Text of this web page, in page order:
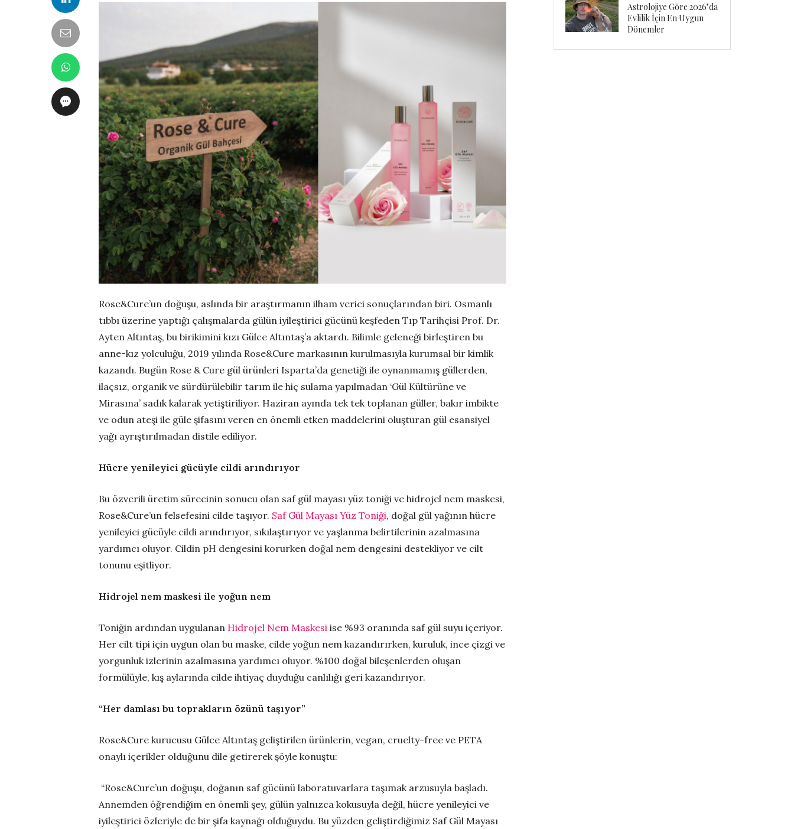
Rose&Cure’un doğuşu, aslında bir araştırmanın ilham verici sonuçlarından biri. Osmanlı
tıbbı üzerine yaptığı çalışmalarda gülün iyileştirici gücünü keşfeden Tıp Tarihçisi Prof. Dr.
Ayten Altıntaş, bu birikimini kızı Gülce Altıntaş’a aktardı. Bilimle geleneği birleştiren bu
anne-kız yolculuğu, 2019 yılında Rose&Cure markasının kurulmasıyla kurumsal bir kimlik
kazandı. Bugün Rose & Cure gül ürünleri Isparta’da genetiği ile oynanmamış güllerden,
ilaçsız, organik ve sürdürülebilir tarım ile hiç sulama yapılmadan ‘Gül Kültürüne ve
Mirasına’ sadık kalarak yetiştiriliyor. Haziran ayında tek tek toplanan güller, bakır imbikte
ve odun ateşi ile güle şifasını veren en önemli etken maddelerini oluşturan gül esansiyel
yağı ayrıştırılmadan distile ediliyor.
Hücre yenileyici gücüyle cildi arındırıyor
Bu özverili üretim sürecinin sonucu olan saf gül mayası yüz toniği ve hidrojel nem maskesi,
Rose&Cure’un felsefesini cilde taşıyor. Saf Gül Mayası Yüz Toniği, doğal gül yağının hücre
yenileyici gücüyle cildi arındırıyor, sıkılaştırıyor ve yaşlanma belirtilerinin azalmasına
yardımcı oluyor. Cildin pH dengesini korurken doğal nem dengesini destekliyor ve cilt
tonunu eşitliyor.
Hidrojel nem maskesi ile yoğun nem
Toniğin ardından uygulanan Hidrojel Nem Maskesi ise %93 oranında saf gül suyu içeriyor.
Her cilt tipi için uygun olan bu maske, cilde yoğun nem kazandırırken, kuruluk, ince çizgi ve
yorgunluk izlerinin azalmasına yardımcı oluyor. %100 doğal bileşenlerden oluşan
formülüyle, kış aylarında cilde ihtiyaç duyduğu canlılığı geri kazandırıyor.
“Her damlası bu toprakların özünü taşıyor”
Rose&Cure kurucusu Gülce Altıntaş geliştirilen ürünlerin, vegan, cruelty-free ve PETA
onaylı içerikler olduğunu dile getirerek şöyle konuştu:
“Rose&Cure’un doğuşu, doğanın saf gücünü laboratuvarlara taşımak arzusuyla başladı.
Annemden öğrendiğim en önemli şey, gülün yalnızca kokusuyla değil, hücre yenileyici ve
iyileştirici özleriyle de bir şifa kaynağı olduğuydu. Bu yüzden geliştirdiğimiz Saf Gül Mayası
Astrolojiye Göre 2026’da
Evlilik İçin En Uygun
Dönemler